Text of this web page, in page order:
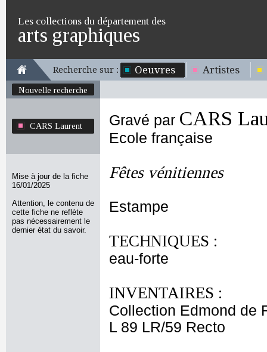
Les collections du département des
arts graphiques
Recherche sur : Oeuvres Artistes
Nouvelle recherche
CARS Laurent
Mise à jour de la fiche
16/01/2025
Attention, le contenu de
cette fiche ne reflète
pas nécessairement le
dernier état du savoir.
Gravé par CARS
Ecole française
Fêtes vénitiennes
Estampe
TECHNIQUES :
eau-forte
INVENTAIRES :
Collection Edmond de
L 89 LR/59 Recto